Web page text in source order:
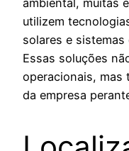
utilizem
solares e
Essas soluções
operacionais, mas
da empresa